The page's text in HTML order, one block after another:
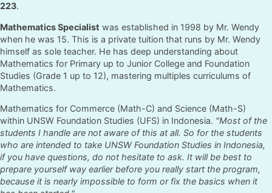
223.
Mathematics Specialist was established in 1998 by Mr. Wendy
when he was 15. This is a private tuition that runs by Mr. Wendy
himself as sole teacher. He has deep understanding about
Mathematics for Primary up to Junior College and Foundation
Studies (Grade 1 up to 12), mastering multiples curriculums of
Mathematics.
Mathematics for Commerce (Math-C) and Science (Math-S)
within UNSW Foundation Studies (UFS) in Indonesia. "Most of the
students I handle are not aware of this at all. So for the students
who are intended to take UNSW Foundation Studies in Indonesia,
if you have questions, do not hesitate to ask. It will be best to
prepare yourself way earlier before you really start the program,
because it is nearly impossible to form or fix the basics when it